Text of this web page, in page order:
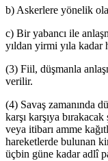
b) Askerlere yönelik
c) Bir yabancı ile
yıldan yirmi yıla kadar
(3) Fiil, düşmanla
verilir.
(4) Savaş zamanında
karşı karşıya
veya itibarı amme
hareketlerde bulunan
üçbin güne kadar adlî